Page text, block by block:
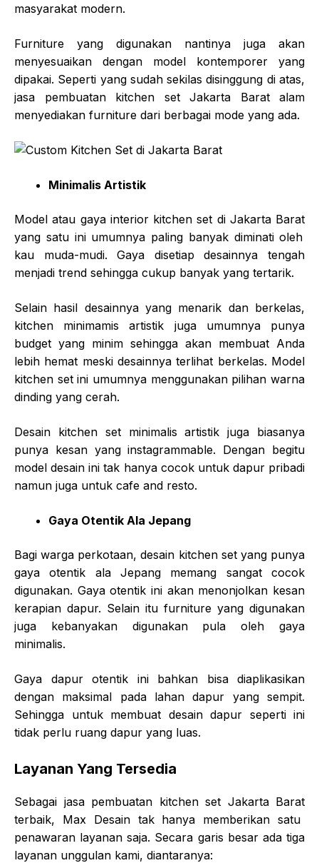
masyarakat modern.
Furniture yang digunakan nantinya juga akan
menyesuaikan dengan model kontemporer yang
dipakai. Seperti yang sudah sekilas disinggung di atas,
jasa pembuatan kitchen set Jakarta Baratalam
menyediakan furniture dari berbagai mode yang ada.
Minimalis Artistik
Model atau gaya interior kitchen set di Jakarta Barat
yang satu ini umumnya paling banyak diminati oleh
kau muda-mudi. Gaya disetiap desainnya tengah
menjadi trend sehingga cukup banyak yang tertarik.
Selain hasil desainnya yang menarik dan berkelas,
kitchen minimamis artistik juga umumnya punya
budget yang minim sehingga akan membuat Anda
lebih hemat meski desainnya terlihat berkelas. Model
kitchen set ini umumnya menggunakan pilihan warna
dinding yang cerah.
Desain kitchen set minimalis artistik juga biasanya
punya kesan yang instagrammable. Dengan begitu
model desain ini tak hanya cocok untuk dapur pribadi
namun juga untuk cafe and resto.
Gaya Otentik Ala Jepang
Bagi warga perkotaan, desain kitchen set yang punya
gaya otentik ala Jepang memang sangat cocok
digunakan. Gaya otentik ini akan menonjolkan kesan
kerapian dapur. Selain itu furniture yang digunakan
juga kebanyakan digunakan pula oleh gaya
minimalis.
Gaya dapur otentik ini bahkan bisa diaplikasikan
dengan maksimal pada lahan dapur yang sempit.
Sehingga untuk membuat desain dapur seperti ini
tidak perlu ruang dapur yang luas.
Layanan Yang Tersedia
Sebagai jasa pembuatan kitchen set Jakarta Barat
terbaik, Max Desain tak hanya memberikan satu
penawaran layanan saja. Secara garis besar ada tiga
layanan unggulan kami, diantaranya: